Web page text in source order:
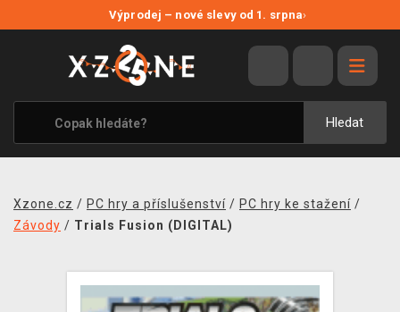
Výprodej – nové slevy od 1. srpna›
Hledat
VÝPRODEJ
VIDEOHRY
XZONE ORIGINALS
TÉMATIKY
MERCHANDISE
Xzone.cz / PC hry a příslušenství / PC hry ke stažení /
Závody / Trials Fusion (DIGITAL)